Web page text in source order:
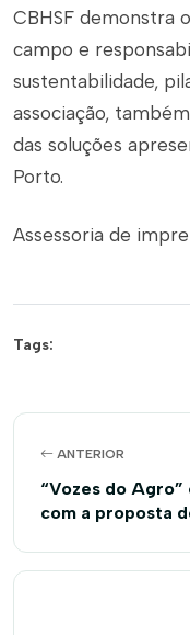
CBHSF demonstra
campo e
sustentabilidade,
associação,
das soluções
Porto.
Assessoria de
Tags:
ANTERIOR
“Vozes do Agro”
com a proposta